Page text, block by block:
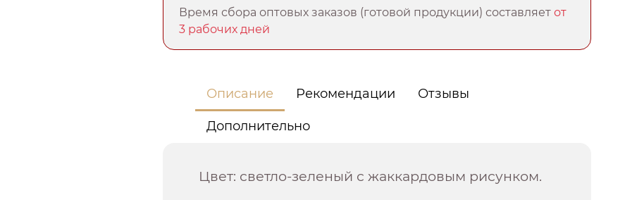
Время сбора оптовых заказов (готовой продукции) составляетот
3 рабочих дней
Описание Рекомендации Отзывы
Дополнительно
Цвет: светло-зеленый с жаккардовым рисунком.